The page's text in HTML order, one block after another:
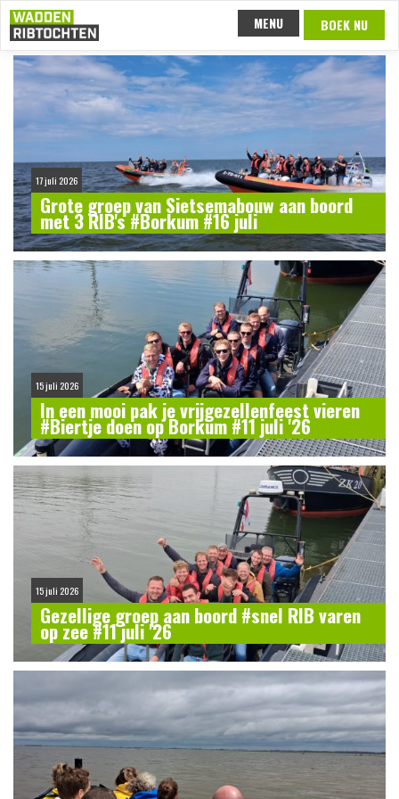
BOEK NU
MENU
17 juli 2026
Grote groep van Sietsemabouw aan boord
met 3 RIB's #Borkum #16 juli
15 juli 2026
In een mooi pak je vrijgezellenfeest vieren
#Biertje doen op Borkum #11 juli '26
15 juli 2026
Gezellige groep aan boord #snel RIB varen
op zee #11 juli '26